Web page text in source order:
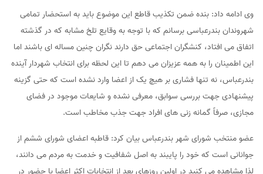
وی ادامه داد: بنده ضمن تکذیب قاطع این موضوع باید به استحضار تمامی
شهروندان بندرعباسی برسانم که با توجه به وقایع تلخ مشابه که در گذشته
اتفاق می افتاد، کنشگران اجتماعی حق دارند نگران چنین مساله ای باشند اما
این اطمینان را به همه عزیزان می دهم تا این لحظه برای انتخاب شهردار آینده
بندرعباس، نه تنها فشاری بر هیچ یک از اعضا وارد نشده است که حتی گزینه
پیشنهادی جهت بررسی سوابق، معرفی نشده و شایعات موجود در فضای
مجازی، صرفاً گمانه زنی های افراد جهت جذب مخاطب است.
عضو منتخب شورای شهر بندرعباس بیان کرد: قاطبه اعضای شورای ششم از
جوانانی است که خود را پایبند به اصل شفافیت و خدمت به مردم می دانند،
لذا مشاهده می کنید در اولین روزهای بعد از انتخابات اکثر اعضا با حضور در